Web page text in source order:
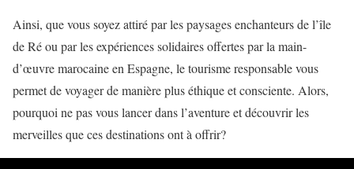
Ainsi, que vous soyez attiré par les paysages enchanteurs de l’île
de Ré ou par les expériences solidaires offertes par la main-
d’œuvre marocaine en Espagne, le tourisme responsable vous
permet de voyager de manière plus éthique et consciente. Alors,
pourquoi ne pas vous lancer dans l’aventure et découvrir les
merveilles que ces destinations ont à offrir?